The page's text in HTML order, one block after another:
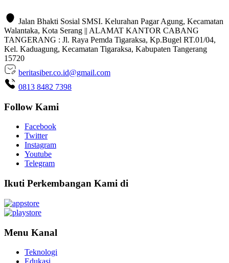
Jalan Bhakti Sosial SMSI. Kelurahan Pagar Agung, Kecamatan
Walantaka, Kota Serang || ALAMAT KANTOR CABANG
TANGERANG : Jl. Raya Pemda Tigaraksa, Kp.Bugel RT.01/04,
Kel. Kaduagung, Kecamatan Tigaraksa, Kabupaten Tangerang
15720
beritasiber.co.id@gmail.com
0813 8482 7398
Follow Kami
Facebook
Twitter
Instagram
Youtube
Telegram
Ikuti Perkembangan Kami di
Menu Kanal
Teknologi